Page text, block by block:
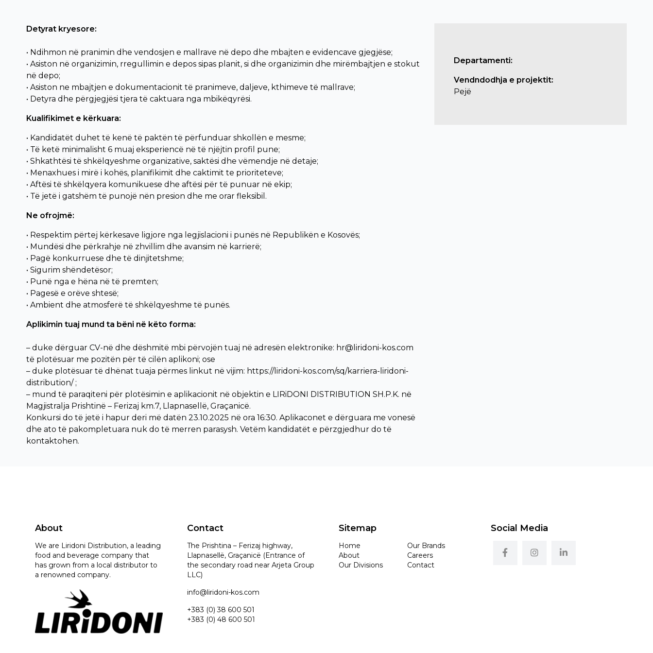
Detyrat kryesore:
• Ndihmon në pranimin dhe vendosjen e mallrave në depo dhe mbajten e evidencave gjegjëse;
• Asiston në organizimin, rregullimin e depos sipas planit, si dhe organizimin dhe mirëmbajtjen e stokut
në depo;
• Asiston ne mbajtjen e dokumentacionit të pranimeve, daljeve, kthimeve të mallrave;
• Detyra dhe përgjegjësi tjera të caktuara nga mbikëqyrësi.
Kualifikimet e kërkuara:
• Kandidatët duhet të kenë të paktën të përfunduar shkollën e mesme;
• Të ketë minimalisht 6 muaj eksperiencë në të njëjtin profil pune;
• Shkathtësi të shkëlqyeshme organizative, saktësi dhe vëmendje në detaje;
• Menaxhues i mirë i kohës, planifikimit dhe caktimit te prioriteteve;
• Aftësi të shkëlqyera komunikuese dhe aftësi për të punuar në ekip;
• Të jetë i gatshëm të punojë nën presion dhe me orar fleksibil.
Ne ofrojmë:
• Respektim përtej kërkesave ligjore nga legjislacioni i punës në Republikën e Kosovës;
• Mundësi dhe përkrahje në zhvillim dhe avansim në karrierë;
• Pagë konkurruese dhe të dinjitetshme;
• Sigurim shëndetësor;
• Punë nga e hëna në të premten;
• Pagesë e orëve shtesë;
• Ambient dhe atmosferë të shkëlqyeshme të punës.
Aplikimin tuaj mund ta bëni në këto forma:
– duke dërguar CV-në dhe dëshmitë mbi përvojën tuaj në adresën elektronike: hr@liridoni-kos.com
të plotësuar me pozitën për të cilën aplikoni; ose
– duke plotësuar të dhënat tuaja përmes linkut në vijim: https://liridoni-kos.com/sq/karriera-liridoni-
distribution/ ;
– mund të paraqiteni për plotësimin e aplikacionit në objektin e LIRiDONI DISTRIBUTION SH.P.K. në
Magjistralja Prishtinë – Ferizaj km.7, Llapnasellë, Graçanicë.
Konkursi do të jetë i hapur deri më datën 23.10.2025 në ora 16:30. Aplikaconet e dërguara me vonesë
dhe ato të pakompletuara nuk do të merren parasysh. Vetëm kandidatët e përzgjedhur do të
kontaktohen.
Departamenti:
Vendndodhja e projektit:
Pejë
About
We are Liridoni Distribution, a leading
food and beverage company that
has grown from a local distributor to
a renowned company.
Contact
The Prishtina – Ferizaj highway,
Llapnasellë, Graçanicë (Entrance of
the secondary road near Arjeta Group
LLC)
info@liridoni-kos.com
+383 (0) 38 600 501
+383 (0) 48 600 501
Sitemap
Home
About
Our Divisions
Our Brands
Careers
Contact
Social Media